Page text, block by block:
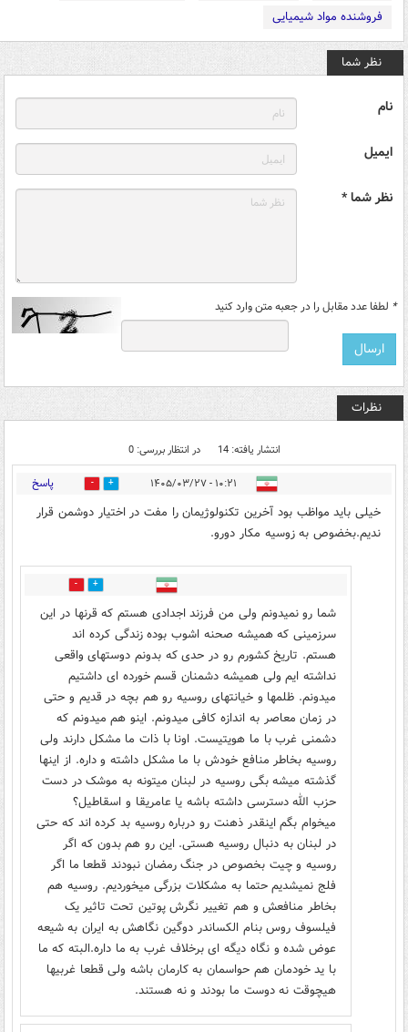
فروشنده مواد شیمیایی
نظر شما
نام
ایمیل
نظر شما *
* لطفا عدد مقابل را در جعبه متن وارد کنید
نظرات
انتشار یافته: 14 در انتظار بررسی: 0
۱۰:۲۱ - ۱۴۰۵/۰۳/۲۷ 10 پاسخ
خیلی باید مواظب بود آخرین تکنولوژیمان را مفت در اختیار دوشمن قرار
ندیم.بخضوص به زوسیه مکار دورو.
2
شما رو نمیدونم ولی من فرزند اجدادی هستم که قرنها در این
سرزمینی که همیشه صحنه اشوب بوده زندگی کرده اند
هستم. تاریخ کشورم رو در حدی که بدونم دوستهای واقعی
نداشته ایم ولی همیشه دشمنان قسم خورده ای داشتیم
میدونم. ظلمها و خیانتهای روسیه رو هم بچه در قدیم و حتی
در زمان معاصر به اندازه کافی میدونم. اینو هم میدونم که
دشمنی غرب با ما هویتیست. اونا با ذات ما مشکل دارند ولی
روسیه بخاطر منافع خودش با ما مشکل داشته و داره. از اینها
گذشته میشه بگی روسیه در لبنان میتونه به موشک در دست
حزب الله دسترسی داشته باشه یا عامریقا و اسقاطیل؟
میخوام بگم اینقدر ذهنت رو درباره روسیه بد کرده اند که حتی
در لبنان به دنبال روسیه هستی. این رو هم بدون که اگر
روسیه و چیت بخصوص در جنگ رمضان نبودند قطعا ما اگر
فلج نمیشدیم حتما به مشکلات بزرگی میخوردیم. روسیه هم
بخاطر منافعش و هم تغییر نگرش پوتین تحت تاثیر یک
فیلسوف روس بنام الکساندر دوگین نگاهش به ایران به شیعه
عوض شده و نگاه دیگه ای برخلاف غرب به ما داره.البته که ما
با ید خودمان هم حواسمان به کارمان باشه ولی قطعا غربیها
هیچوقت نه دوست ما بودند و نه هستند.